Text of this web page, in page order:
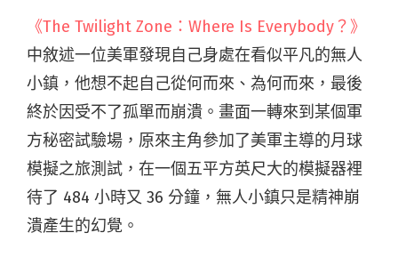
《The Twilight Zone：Where Is Everybody？》
中敘述一位美軍發現自己身處在看似平凡的無人
小鎮，他想不起自己從何而來、為何而來，最後
終於因受不了孤單而崩潰。畫面一轉來到某個軍
方秘密試驗場，原來主角參加了美軍主導的月球
模擬之旅測試，在一個五平方英尺大的模擬器裡
待了 484 小時又 36 分鐘，無人小鎮只是精神崩
潰產生的幻覺。